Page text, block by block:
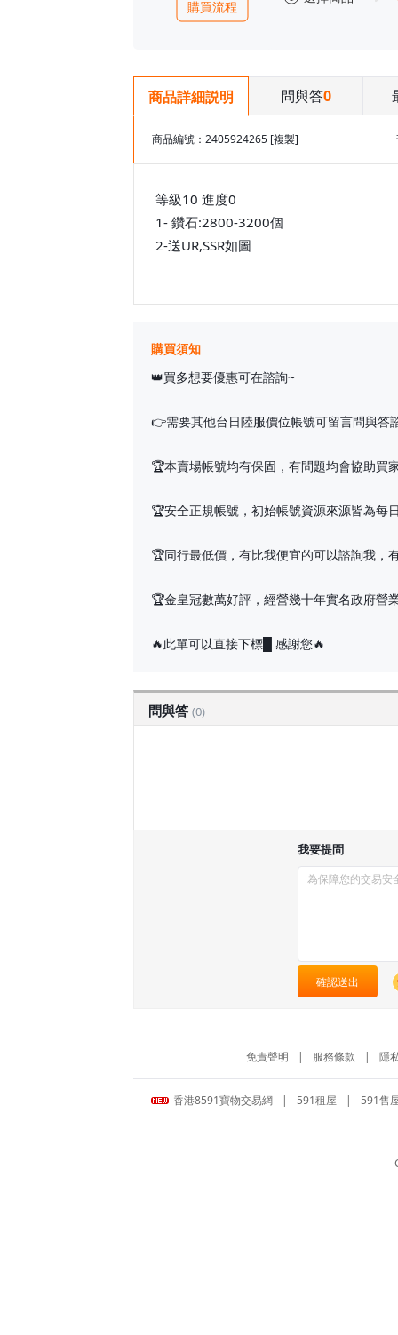
商品詳細説明 問與答0
商品編號：2405924265 [複製]
等級10 進度0
1- 鑽石:2800-3200個
2-送UR,SSR如圖
購買須知
👑買多想要優惠可在諮詢~
👉需要其他台日陸服價位帳號可留言問與答
🏆本賣場帳號均有保固，有問題均會協助買
🏆安全正規帳號，初始帳號資源來源皆為每
🏆同行最低價，有比我便宜的可以諮詢我，
🏆金皇冠數萬好評，經營幾十年實名政府營
🔥此單可以直接下標█ 感謝您🔥
問與答 (0)
我要提問
確認送出
免責聲明 | 服務條款 | 隱
香港8591寶物交易網 | 591租屋 | 591售